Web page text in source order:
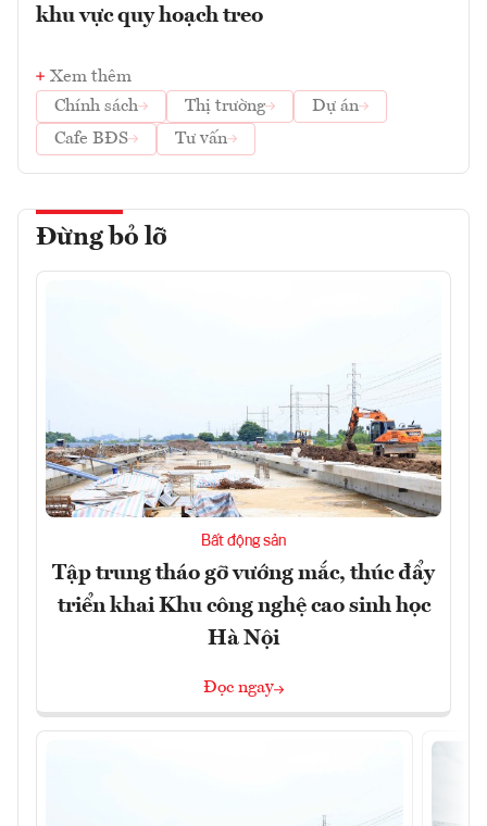
khu vực quy hoạch treo
Xem thêm
Chính sách
Thị trường
Dự án
Cafe BĐS
Tư vấn
Đừng bỏ lỡ
Bất động sản
Tập trung tháo gỡ vướng mắc, thúc đẩy
triển khai Khu công nghệ cao sinh học
Hà Nội
Đọc ngay